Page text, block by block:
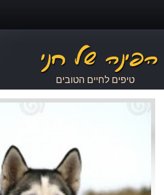
טיפים לחיים הטובים